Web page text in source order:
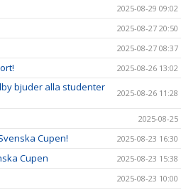
2025-08-29 09:02
2025-08-27 20:50
2025-08-27 08:37
2025-08-26 13:02
bjuder alla studenter
2025-08-26 11:28
2025-08-25
Cupen! 2025-08-23 16:30
Cupen 2025-08-23 15:38
2025-08-23 10:00